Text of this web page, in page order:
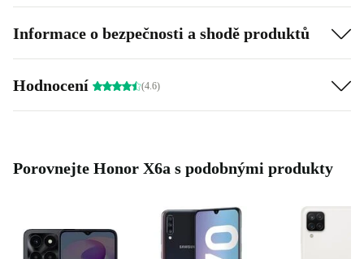
Informace o bezpečnosti a shodě produktů
Hodnocení (4.6)
Porovnejte Honor X6a s podobnými produkty